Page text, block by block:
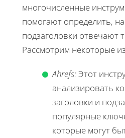
многочисленные
помогают определить,
подзаголовки отвечают
Рассмотрим некоторые
Ahrefs:Этот
анализировать
заголовки и
популярные
которые могут